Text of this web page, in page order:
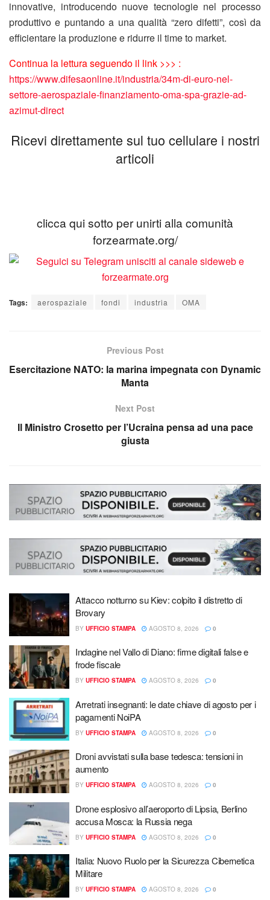
innovative, introducendo nuove tecnologie nel processo
produttivo e puntando a una qualità “zero difetti”, così da
efficientare la produzione e ridurre il time to market.
Continua la lettura seguendo il link >>> :
https://www.difesaonline.it/industria/34m-di-euro-nel-
settore-aerospaziale-finanziamento-oma-spa-grazie-ad-
azimut-direct
Ricevi direttamente sul tuo cellulare i nostri
articoli
clicca qui sotto per unirti alla comunità
forzearmate.org/
Tags: aerospaziale fondi industria OMA
Previous Post
Esercitazione NATO: la marina impegnata con Dynamic
Manta
Next Post
Il Ministro Crosetto per l’Ucraina pensa ad una pace
giusta
Attacco notturno su Kiev: colpito il distretto di
Brovary
BY UFFICIO STAMPA AGOSTO 8, 2026 0
Indagine nel Vallo di Diano: firme digitali false e
frode fiscale
BY UFFICIO STAMPA AGOSTO 8, 2026 0
Arretrati insegnanti: le date chiave di agosto per i
pagamenti NoiPA
BY UFFICIO STAMPA AGOSTO 8, 2026 0
Droni avvistati sulla base tedesca: tensioni in
aumento
BY UFFICIO STAMPA AGOSTO 8, 2026 0
Drone esplosivo all’aeroporto di Lipsia, Berlino
accusa Mosca: la Russia nega
BY UFFICIO STAMPA AGOSTO 8, 2026 0
Italia: Nuovo Ruolo per la Sicurezza Cibernetica
Militare
BY UFFICIO STAMPA AGOSTO 8, 2026 0